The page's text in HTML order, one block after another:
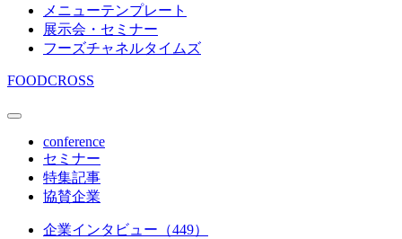
メニューテンプレート
展示会・セミナー
フーズチャネルタイムズ
FOODCROSS
conference
セミナー
特集記事
協賛企業
企業インタビュー（449）